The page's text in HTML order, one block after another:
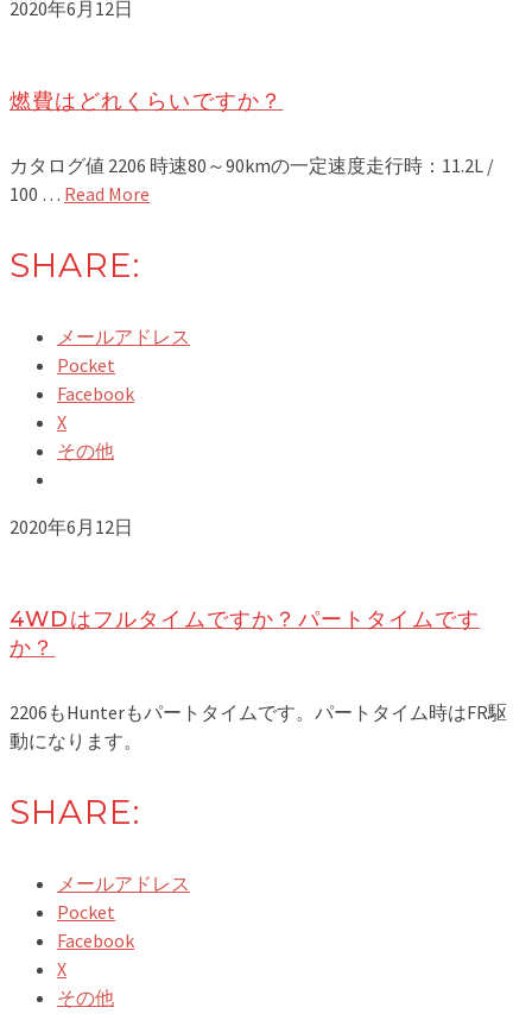
2020年6月12日
燃費はどれくらいですか？
カタログ値 2206 時速80～90kmの一定速度走行時：11.2L /
100 … Read More
SHARE:
メールアドレス
Pocket
Facebook
X
その他
2020年6月12日
4WDはフルタイムですか？パートタイムです
か？
2206もHunterもパートタイムです。パートタイム時はFR駆
動になります。
SHARE:
メールアドレス
Pocket
Facebook
X
その他